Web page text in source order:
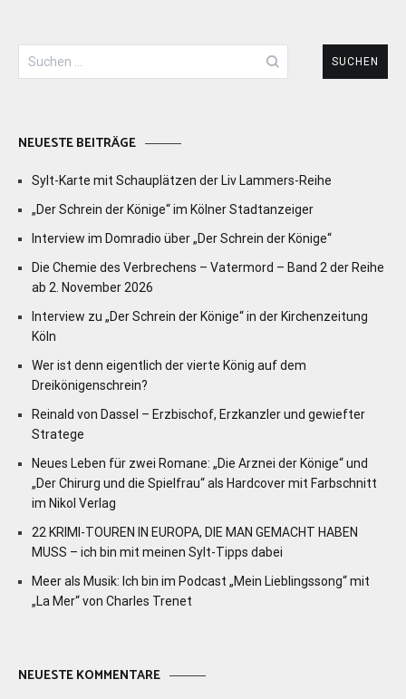
Suchen
nach:
NEUESTE BEITRÄGE
Sylt-Karte mit Schauplätzen der Liv Lammers-Reihe
„Der Schrein der Könige“ im Kölner Stadtanzeiger
Interview im Domradio über „Der Schrein der Könige“
Die Chemie des Verbrechens – Vatermord – Band 2 der Reihe
ab 2. November 2026
Interview zu „Der Schrein der Könige“ in der Kirchenzeitung
Köln
Wer ist denn eigentlich der vierte König auf dem
Dreikönigenschrein?
Reinald von Dassel – Erzbischof, Erzkanzler und gewiefter
Stratege
Neues Leben für zwei Romane: „Die Arznei der Könige“ und
„Der Chirurg und die Spielfrau“ als Hardcover mit Farbschnitt
im Nikol Verlag
22 KRIMI-TOUREN IN EUROPA, DIE MAN GEMACHT HABEN
MUSS – ich bin mit meinen Sylt-Tipps dabei
Meer als Musik: Ich bin im Podcast „Mein Lieblingssong“ mit
„La Mer“ von Charles Trenet
NEUESTE KOMMENTARE